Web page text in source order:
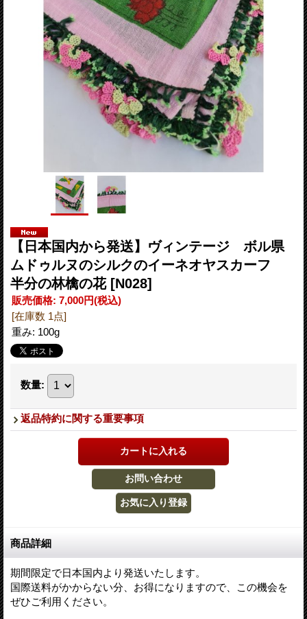
【日本国内から発送】ヴィンテージ ボル県
ムドゥルヌのシルクのイーネオヤスカーフ
半分の林檎の花 [N028]
販売価格: 7,000円(税込)
[在庫数 1点]
重み: 100g
数量:
返品特約に関する重要事項
商品詳細
期間限定で日本国内より発送いたします。
国際送料がかからない分、お得になりますので、この機会を
ぜひご利用ください。